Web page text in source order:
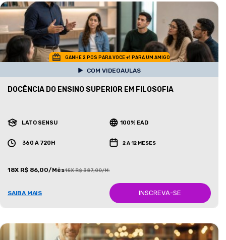
GANHE 2 POS PARA VOCE +1 PARA UM AMIGO
COM VIDEOAULAS
DOCÊNCIA DO ENSINO SUPERIOR EM FILOSOFIA
LATO SENSU 100% EAD
360 A 720H 2 A 12 MESES
18X R$ 86,00/Mês18X R$ 387,00/Mês
SAIBA MAIS INSCREVA-SE